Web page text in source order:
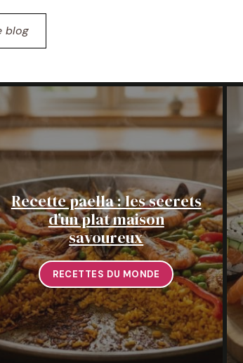
blog
Recette paella : les secrets
d’un plat maison
savoureux
RECETTES DU MONDE